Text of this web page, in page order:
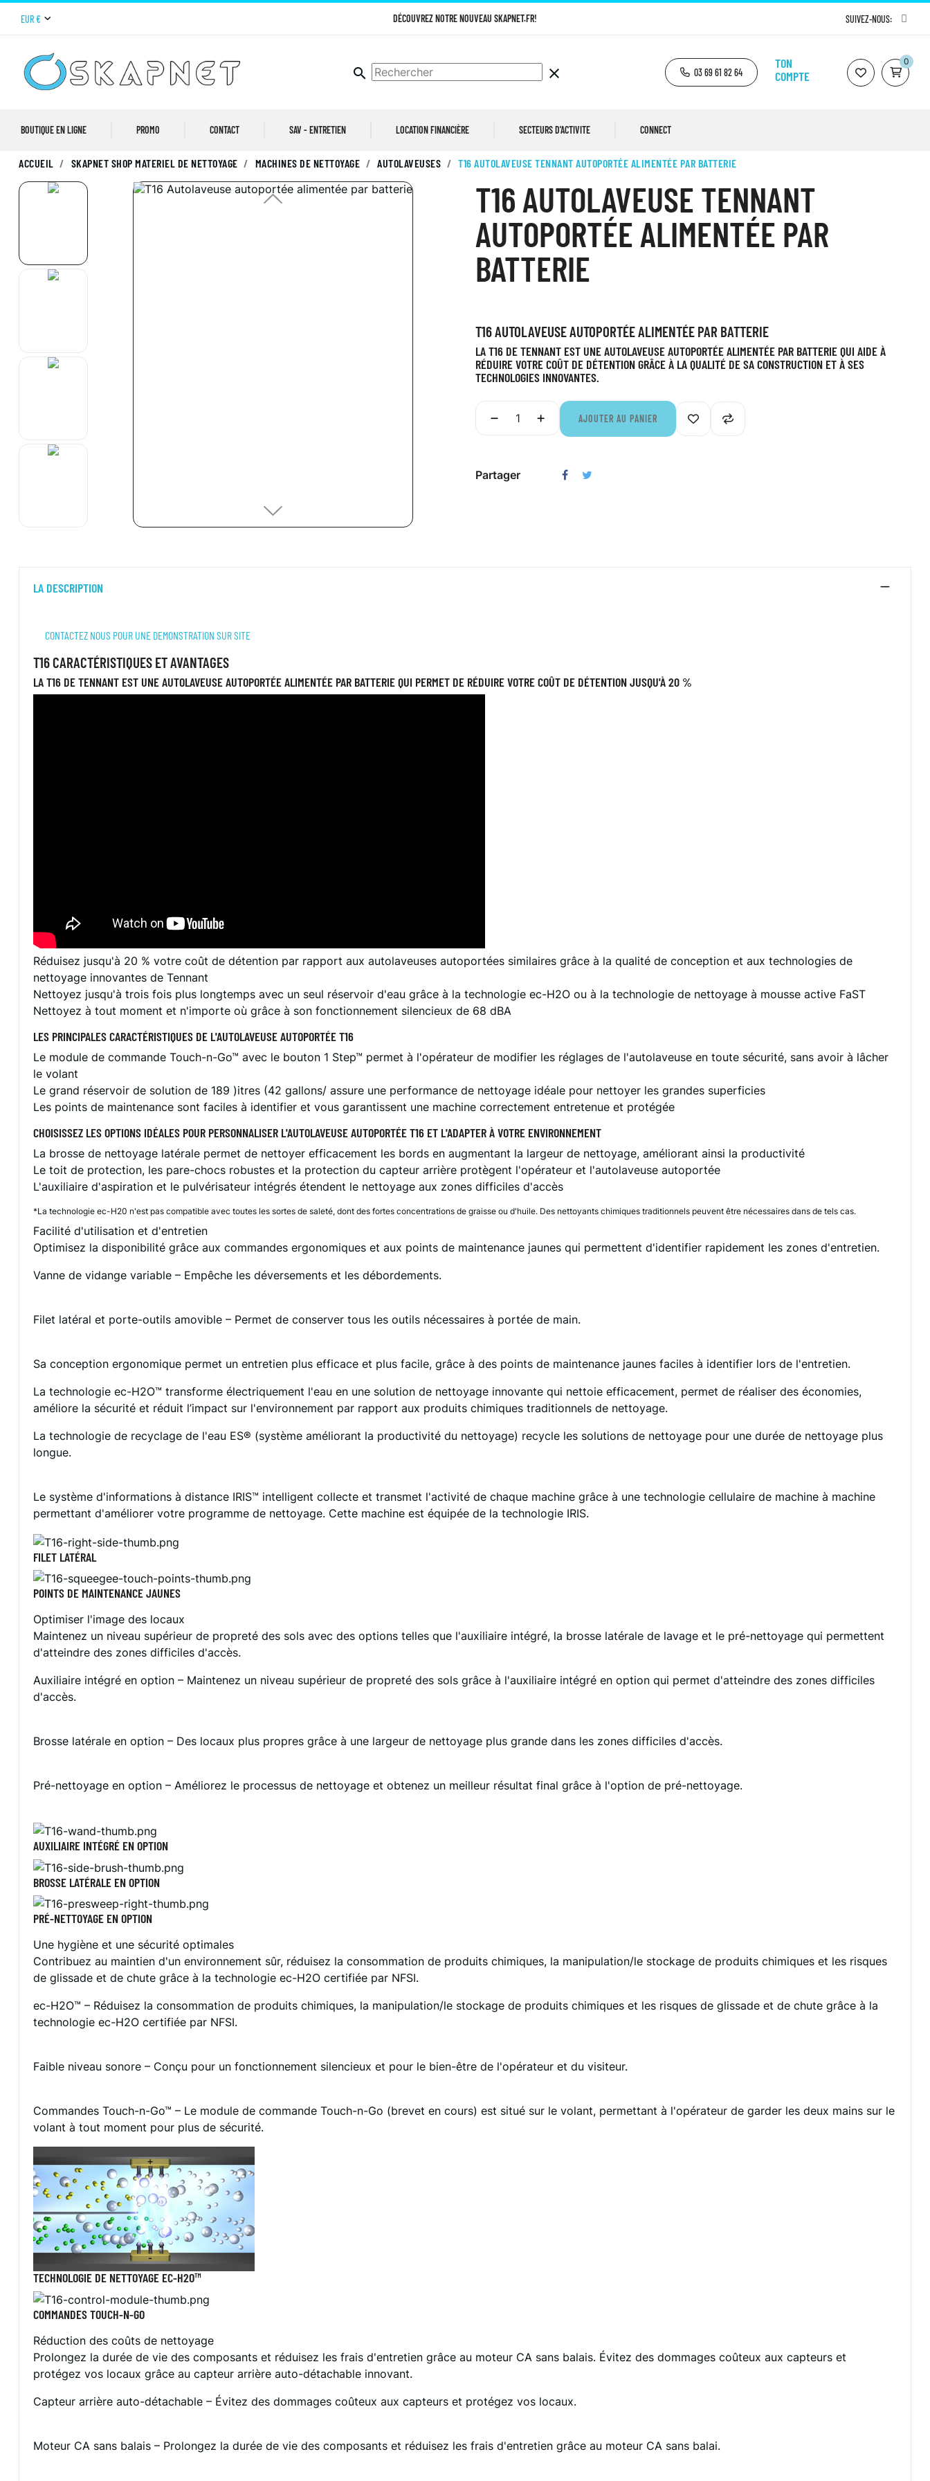
EUR € DÉCOUVREZ NOTRE NOUVEAU SKAPNET.FR! SUIVEZ-NOUS:
search clear 03 69 61 82 64
TON
COMPTE
0
BOUTIQUE EN LIGNE PROMO CONTACT SAV - ENTRETIEN LOCATION FINANCIÈRE SECTEURS D'ACTIVITE CONNECT
ACCUEIL SKAPNET SHOP MATERIEL DE NETTOYAGE MACHINES DE NETTOYAGE AUTOLAVEUSES T16 AUTOLAVEUSE TENNANT AUTOPORTÉE ALIMENTÉE PAR BATTERIE
T16 AUTOLAVEUSE TENNANT
AUTOPORTÉE ALIMENTÉE PAR
BATTERIE
T16 AUTOLAVEUSE AUTOPORTÉE ALIMENTÉE PAR BATTERIE
LA T16 DE TENNANT EST UNE AUTOLAVEUSE AUTOPORTÉE ALIMENTÉE PAR BATTERIE QUI AIDE À
RÉDUIRE VOTRE COÛT DE DÉTENTION GRÂCE À LA QUALITÉ DE SA CONSTRUCTION ET À SES
TECHNOLOGIES INNOVANTES.​
AJOUTER AU PANIER
Partager
LA DESCRIPTION
CONTACTEZ NOUS POUR UNE DEMONSTRATION SUR SITE
T16 CARACTÉRISTIQUES ET AVANTAGES
LA T16 DE TENNANT EST UNE AUTOLAVEUSE AUTOPORTÉE ALIMENTÉE PAR BATTERIE QUI PERMET DE RÉDUIRE VOTRE COÛT DE DÉTENTION JUSQU'À 20 %
Réduisez jusqu'à 20 % votre coût de détention par rapport aux autolaveuses autoportées similaires grâce à la qualité de conception et aux technologies de
nettoyage innovantes de Tennant
Nettoyez jusqu'à trois fois plus longtemps avec un seul réservoir d'eau grâce à la technologie ec-H2O ou à la technologie de nettoyage à mousse active FaST
Nettoyez à tout moment et n'importe où grâce à son fonctionnement silencieux de 68 dBA
LES PRINCIPALES CARACTÉRISTIQUES DE L'AUTOLAVEUSE AUTOPORTÉE T16
Le module de commande Touch-n-Go™ avec le bouton 1 Step™ permet à l'opérateur de modifier les réglages de l'autolaveuse en toute sécurité, sans avoir à lâcher
le volant
Le grand réservoir de solution de 189 )itres (42 gallons/ assure une performance de nettoyage idéale pour nettoyer les grandes superficies
Les points de maintenance sont faciles à identifier et vous garantissent une machine correctement entretenue et protégée
CHOISISSEZ LES OPTIONS IDÉALES POUR PERSONNALISER L'AUTOLAVEUSE AUTOPORTÉE T16 ET L'ADAPTER À VOTRE ENVIRONNEMENT
La brosse de nettoyage latérale permet de nettoyer efficacement les bords en augmentant la largeur de nettoyage, améliorant ainsi la productivité
Le toit de protection, les pare-chocs robustes et la protection du capteur arrière protègent l'opérateur et l'autolaveuse autoportée
L'auxiliaire d'aspiration et le pulvérisateur intégrés étendent le nettoyage aux zones difficiles d'accès
*La technologie ec-H20 n'est pas compatible avec toutes les sortes de saleté, dont des fortes concentrations de graisse ou d'huile. Des nettoyants chimiques traditionnels peuvent être nécessaires dans de tels cas.
Facilité d'utilisation et d'entretien
Optimisez la disponibilité grâce aux commandes ergonomiques et aux points de maintenance jaunes qui permettent d'identifier rapidement les zones d'entretien.
Vanne de vidange variable – Empêche les déversements et les débordements.
Filet latéral et porte-outils amovible – Permet de conserver tous les outils nécessaires à portée de main.
Sa conception ergonomique permet un entretien plus efficace et plus facile, grâce à des points de maintenance jaunes faciles à identifier lors de l'entretien.
La technologie ec-H2O™ transforme électriquement l'eau en une solution de nettoyage innovante qui nettoie efficacement, permet de réaliser des économies,
améliore la sécurité et réduit l’impact sur l'environnement par rapport aux produits chimiques traditionnels de nettoyage.
La technologie de recyclage de l'eau ES® (système améliorant la productivité du nettoyage) recycle les solutions de nettoyage pour une durée de nettoyage plus
longue.
Le système d'informations à distance IRIS™ intelligent collecte et transmet l'activité de chaque machine grâce à une technologie cellulaire de machine à machine
permettant d'améliorer votre programme de nettoyage. Cette machine est équipée de la technologie IRIS.
FILET LATÉRAL
POINTS DE MAINTENANCE JAUNES
Optimiser l'image des locaux
Maintenez un niveau supérieur de propreté des sols avec des options telles que l'auxiliaire intégré, la brosse latérale de lavage et le pré-nettoyage qui permettent
d'atteindre des zones difficiles d'accès.
Auxiliaire intégré en option – Maintenez un niveau supérieur de propreté des sols grâce à l'auxiliaire intégré en option qui permet d'atteindre des zones difficiles
d'accès.
Brosse latérale en option – Des locaux plus propres grâce à une largeur de nettoyage plus grande dans les zones difficiles d'accès.
Pré-nettoyage en option – Améliorez le processus de nettoyage et obtenez un meilleur résultat final grâce à l'option de pré-nettoyage.
AUXILIAIRE INTÉGRÉ EN OPTION
BROSSE LATÉRALE EN OPTION
PRÉ-NETTOYAGE EN OPTION
Une hygiène et une sécurité optimales
Contribuez au maintien d'un environnement sûr, réduisez la consommation de produits chimiques, la manipulation/le stockage de produits chimiques et les risques
de glissade et de chute grâce à la technologie ec-H2O certifiée par NFSI.
ec-H2O™ – Réduisez la consommation de produits chimiques, la manipulation/le stockage de produits chimiques et les risques de glissade et de chute grâce à la
technologie ec-H2O certifiée par NFSI.
Faible niveau sonore – Conçu pour un fonctionnement silencieux et pour le bien-être de l'opérateur et du visiteur.
Commandes Touch-n-Go™ – Le module de commande Touch-n-Go (brevet en cours) est situé sur le volant, permettant à l'opérateur de garder les deux mains sur le
volant à tout moment pour plus de sécurité.
TECHNOLOGIE DE NETTOYAGE EC-H2O™
COMMANDES TOUCH-N-GO
Réduction des coûts de nettoyage
Prolongez la durée de vie des composants et réduisez les frais d'entretien grâce au moteur CA sans balais. Évitez des dommages coûteux aux capteurs et
protégez vos locaux grâce au capteur arrière auto-détachable innovant.
Capteur arrière auto-détachable – Évitez des dommages coûteux aux capteurs et protégez vos locaux.
Moteur CA sans balais – Prolongez la durée de vie des composants et réduisez les frais d'entretien grâce au moteur CA sans balai.